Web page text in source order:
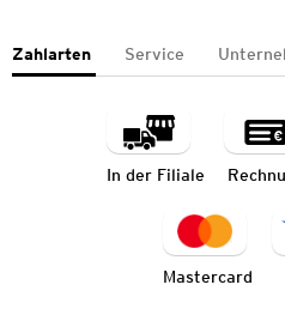
Zahlarten Service
In der Filiale
Mastercard